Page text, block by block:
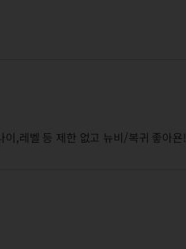
,레벨 등 제한 없고 뉴비/복귀 좋아욘!